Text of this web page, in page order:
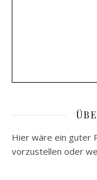
Hier wäre ein guter
vorzustellen oder